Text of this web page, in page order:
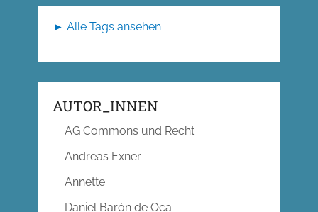
► Alle Tags ansehen
AUTOR_INNEN
AG Commons und Recht
Andreas Exner
Annette
Daniel Barón de Oca